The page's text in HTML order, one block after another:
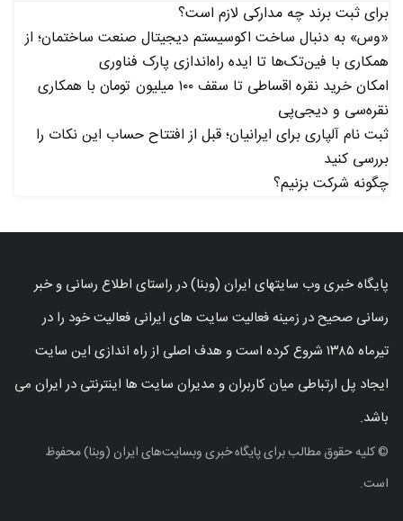
برای ثبت برند چه مدارکی لازم است؟
«وس» به دنبال ساخت اکوسیستم دیجیتال صنعت ساختمان؛ از
همکاری با فین‌تک‌ها تا ایده راه‌اندازی پارک فناوری
امکان خرید نقره اقساطی تا سقف ۱۰۰ میلیون تومان با همکاری
نقره‌سی و دیجی‌پی
ثبت نام آلپاری برای ایرانیان؛ قبل از افتتاح حساب این نکات را
بررسی کنید
چگونه شرکت بزنیم؟
پایگاه خبری وب سایتهای ایران (وبنا) در راستای اطلاع رسانی و خبر
رسانی صحیح در زمینه فعالیت سایت های ایرانی فعالیت خود را در
تیرماه ۱۳۸۵ شروع کرده است و هدف اصلی از راه اندازی این سایت
ایجاد پل ارتباطی میان کاربران و مدیران سایت ها اینترنتی در ایران می
باشد.
© کلیه حقوق مطالب برای پایگاه خبری وبسایت‌های ایران (وبنا) محفوظ
است.